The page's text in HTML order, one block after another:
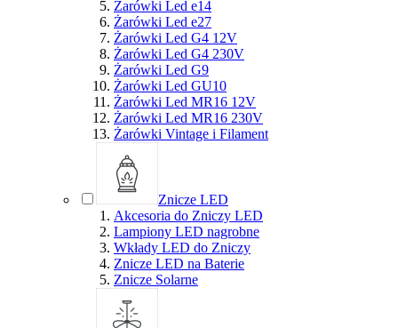
Żarówki Led e14
Żarówki Led e27
Żarówki Led G4 12V
Żarówki Led G4 230V
Żarówki Led G9
Żarówki Led GU10
Żarówki Led MR16 12V
Żarówki Led MR16 230V
Żarówki Vintage i Filament
Znicze LED
Akcesoria do Zniczy LED
Lampiony LED nagrobne
Wkłady LED do Zniczy
Znicze LED na Baterie
Znicze Solarne